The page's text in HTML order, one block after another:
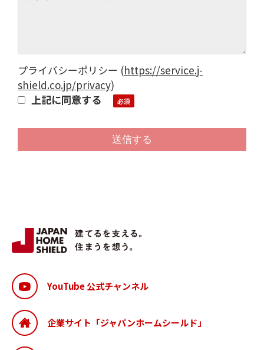
プライバシーポリシー (https://service.j-
shield.co.jp/privacy)
上記に同意する
YouTube 公式チャンネル
企業サイト「ジャパンホームシールド」